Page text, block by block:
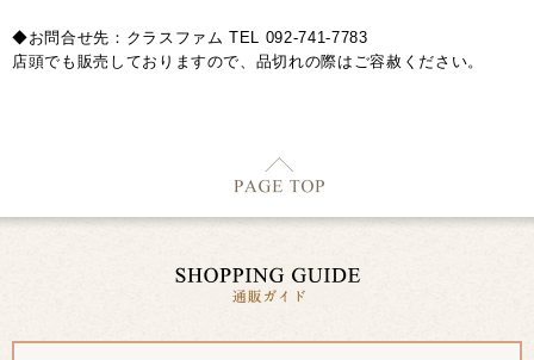
◆お問合せ先：クラスファム TEL 092-741-7783
店頭でも販売しておりますので、品切れの際はご容赦ください。